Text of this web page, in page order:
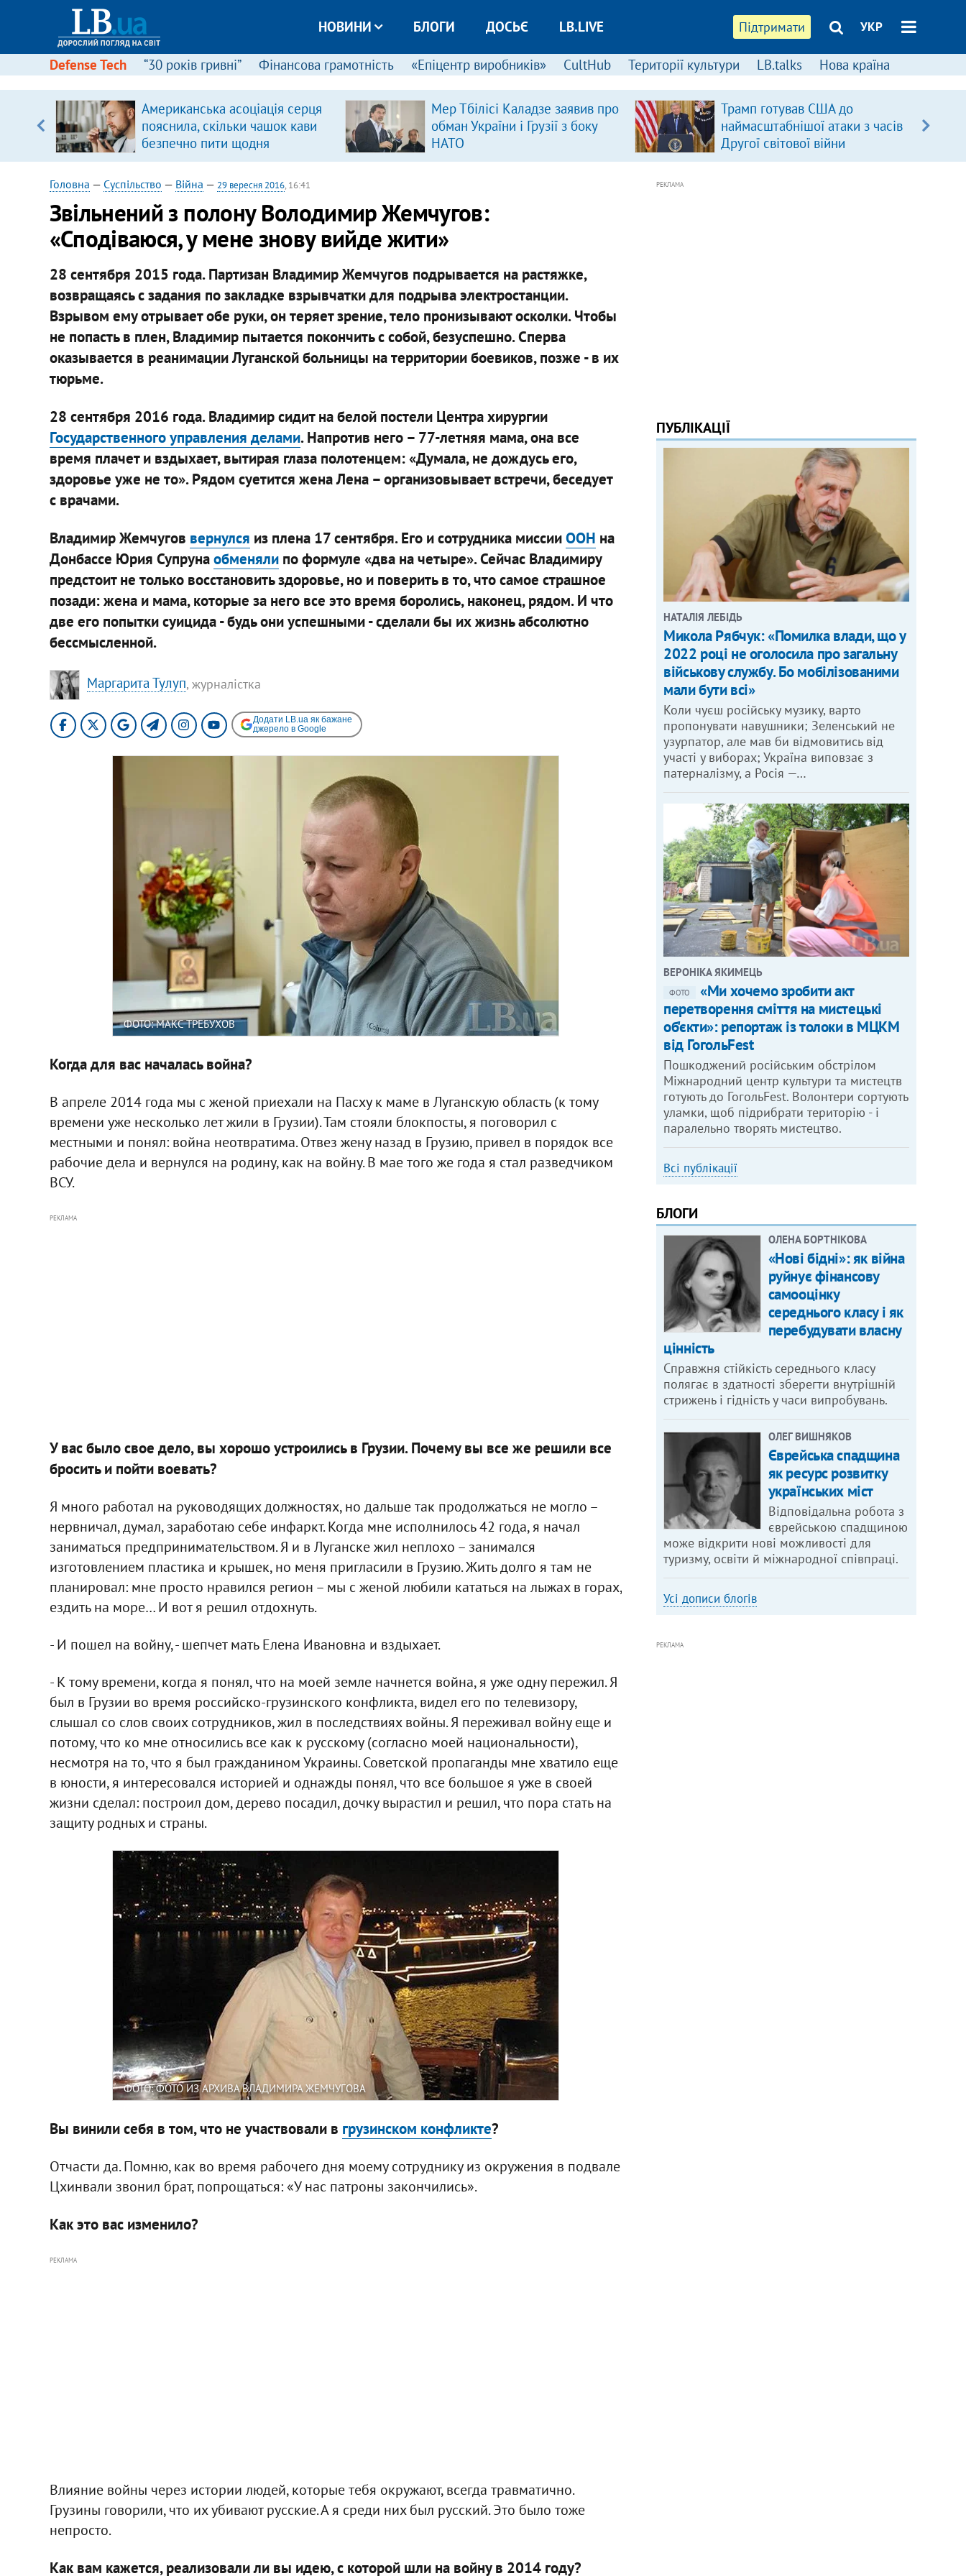
Підтримати УКР
НОВИНИ БЛОГИ ДОСЬЄ LB.LIVE
Defense Tech “30 років гривні” Фінансова грамотність «Епіцентр виробників» CultHub Території культури LB.talks Нова країна
Американська асоціація серця
пояснила, скільки чашок кави
безпечно пити щодня
Мер Тбілісі Каладзе заявив про
обман України і Грузії з боку
НАТО
Трамп готував США до
наймасштабнішої атаки з часів
Другої світової війни
Головна — Суспільство — Війна — 29 вересня 2016, 16:41
Звільнений з полону Володимир Жемчугов:
«Сподіваюся, у мене знову вийде жити»
28 сентября 2015 года. Партизан Владимир Жемчугов подрывается на растяжке,
возвращаясь с задания по закладке взрывчатки для подрыва электростанции.
Взрывом ему отрывает обе руки, он теряет зрение, тело пронизывают осколки. Чтобы
не попасть в плен, Владимир пытается покончить с собой, безуспешно. Сперва
оказывается в реанимации Луганской больницы на территории боевиков, позже - в их
тюрьме.
28 сентября 2016 года. Владимир сидит на белой постели Центра хирургии
Государственного управления делами. Напротив него – 77-летняя мама, она все
время плачет и вздыхает, вытирая глаза полотенцем: «Думала, не дождусь его,
здоровье уже не то». Рядом суетится жена Лена – организовывает встречи, беседует
с врачами.
Владимир Жемчугов вернулся из плена 17 сентября. Его и сотрудника миссииООН на
Донбассе Юрия Супрунаобменялипо формуле «два на четыре». Сейчас Владимиру
предстоит не только восстановить здоровье, но и поверить в то, что самое страшное
позади: жена и мама, которые за него все это время боролись, наконец, рядом. И что
две его попытки суицида - будь они успешными - сделали бы их жизнь абсолютно
бессмысленной.
Маргарита Тулуп, журналістка
Додати LB.ua як бажане
джерело в Google
ФОТО: МАКС ТРЕБУХОВ
Когда для вас началась война?
В апреле 2014 года мы с женой приехали на Пасху к маме в Луганскую область (к тому
времени уже несколько лет жили в Грузии). Там стояли блокпосты, я поговорил с
местными и понял: война неотвратима. Отвез жену назад в Грузию, привел в порядок все
рабочие дела и вернулся на родину, как на войну. В мае того же года я стал разведчиком
ВСУ.
РЕКЛАМА
У вас было свое дело, вы хорошо устроились в Грузии. Почему вы все же решили все
бросить и пойти воевать?
Я много работал на руководящих должностях, но дальше так продолжаться не могло –
нервничал, думал, заработаю себе инфаркт. Когда мне исполнилось 42 года, я начал
заниматься предпринимательством. Я и в Луганске жил неплохо – занимался
изготовлением пластика и крышек, но меня пригласили в Грузию. Жить долго я там не
планировал: мне просто нравился регион – мы с женой любили кататься на лыжах в горах,
ездить на море… И вот я решил отдохнуть.
- И пошел на войну, - шепчет мать Елена Ивановна и вздыхает.
- К тому времени, когда я понял, что на моей земле начнется война, я уже одну пережил. Я
был в Грузии во время российско-грузинского конфликта, видел его по телевизору,
слышал со слов своих сотрудников, жил в последствиях войны. Я переживал войну еще и
потому, что ко мне относились все как к русскому (согласно моей национальности),
несмотря на то, что я был гражданином Украины. Советской пропаганды мне хватило еще
в юности, я интересовался историей и однажды понял, что все большое я уже в своей
жизни сделал: построил дом, дерево посадил, дочку вырастил и решил, что пора стать на
защиту родных и страны.
ФОТО: ФОТО ИЗ АРХИВА ВЛАДИМИРА ЖЕМЧУГОВА
Вы винили себя в том, что не участвовали в грузинском конфликте?
Отчасти да. Помню, как во время рабочего дня моему сотруднику из окружения в подвале
Цхинвали звонил брат, попрощаться: «У нас патроны закончились».
Как это вас изменило?
РЕКЛАМА
Влияние войны через истории людей, которые тебя окружают, всегда травматично.
Грузины говорили, что их убивают русские. А я среди них был русский. Это было тоже
непросто.
Как вам кажется, реализовали ли вы идею, с которой шли на войну в 2014 году?
РЕКЛАМА
ПУБЛІКАЦІЇ
НАТАЛІЯ ЛЕБІДЬ
Микола Рябчук: «Помилка влади, що у
2022 році не оголосила про загальну
військову службу. Бо мобілізованими
мали бути всі»
Коли чуєш російську музику, варто
пропонувати навушники; Зеленський не
узурпатор, але мав би відмовитись від
участі у виборах; Україна виповзає з
патерналізму, а Росія —…
ВЕРОНІКА ЯКИМЕЦЬ
ФОТО
«Ми хочемо зробити акт
перетворення сміття на мистецькі
об'єкти»: репортаж із толоки в МЦКМ
від ГогольFest
Пошкоджений російським обстрілом
Міжнародний центр культури та мистецтв
готують до ГогольFest. Волонтери сортують
уламки, щоб підрибрати територію - і
паралельно творять мистецтво.
Всі публікації
БЛОГИ
ОЛЕНА БОРТНІКОВА
«Нові бідні»: як війна
руйнує фінансову
самооцінку
середнього класу і як
перебудувати власну
цінність
Справжня стійкість середнього класу
полягає в здатності зберегти внутрішній
стрижень і гідність у часи випробувань.
ОЛЕГ ВИШНЯКОВ
Єврейська спадщина
як ресурс розвитку
українських міст
Відповідальна робота з
єврейською спадщиною
може відкрити нові можливості для
туризму, освіти й міжнародної співпраці.
Усі дописи блогів
РЕКЛАМА